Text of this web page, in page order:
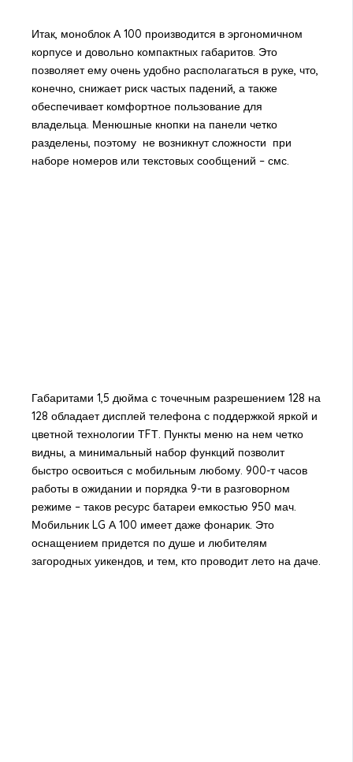
Итак, моноблок А 100 производится в эргономичном
корпусе и довольно компактных габаритов. Это
позволяет ему очень удобно располагаться в руке, что,
конечно, снижает риск частых падений, а также
обеспечивает комфортное пользование для
владельца. Менюшные кнопки на панели четко
разделены, поэтому не возникнут сложности при
наборе номеров или текстовых сообщений – смс.
Габаритами 1,5 дюйма с точечным разрешением 128 на
128 обладает дисплей телефона с поддержкой яркой и
цветной технологии ТFТ. Пункты меню на нем четко
видны, а минимальный набор функций позволит
быстро освоиться с мобильным любому. 900-т часов
работы в ожидании и порядка 9-ти в разговорном
режиме – таков ресурс батареи емкостью 950 мач.
Мобильник LG А 100 имеет даже фонарик. Это
оснащением придется по душе и любителям
загородных уикендов, и тем, кто проводит лето на даче.